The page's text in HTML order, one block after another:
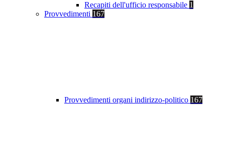
Recapiti dell'ufficio responsabile 1
Provvedimenti 167
Provvedimenti organi indirizzo-politico 167